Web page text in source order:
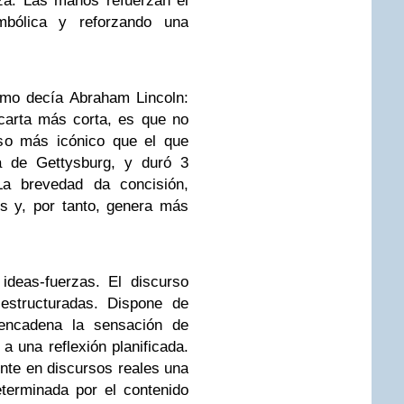
y reforzando una
decía Abraham Lincoln:
más corta, es que no
más icónico que el que
de Gettysburg, y duró 3
brevedad da concisión,
y, por tanto, genera más
fuerzas. El discurso
Dispone de
la sensación de
una reflexión planificada.
en discursos reales una
por el contenido